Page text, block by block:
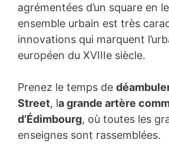
agrémentées d’un square en
ensemble urbain est très
innovations qui marquent
européen du XVIIIe siècle.
Prenez le temps de
Street, la grande artère
d’Édimbourg, où toutes les
enseignes sont rassemblées.